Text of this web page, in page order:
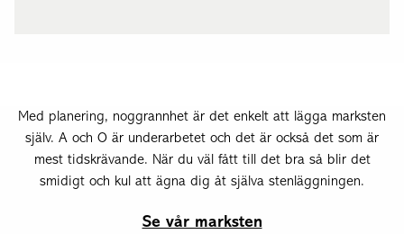
Med planering, noggrannhet är det enkelt att lägga marksten
själv. A och O är underarbetet och det är också det som är
mest tidskrävande. När du väl fått till det bra så blir det
smidigt och kul att ägna dig åt själva stenläggningen.
Se vår marksten